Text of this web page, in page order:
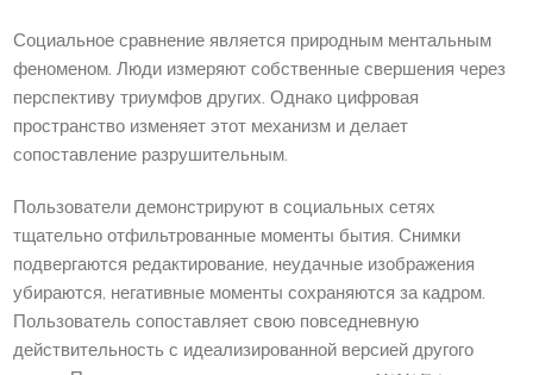
Социальное сравнение является природным ментальным
феноменом. Люди измеряют собственные свершения через
перспективу триумфов других. Однако цифровая
пространство изменяет этот механизм и делает
сопоставление разрушительным.
Пользователи демонстрируют в социальных сетях
тщательно отфильтрованные моменты бытия. Снимки
подвергаются редактирование, неудачные изображения
убираются, негативные моменты сохраняются за кадром.
Пользователь сопоставляет свою повседневную
действительность с идеализированной версией другого